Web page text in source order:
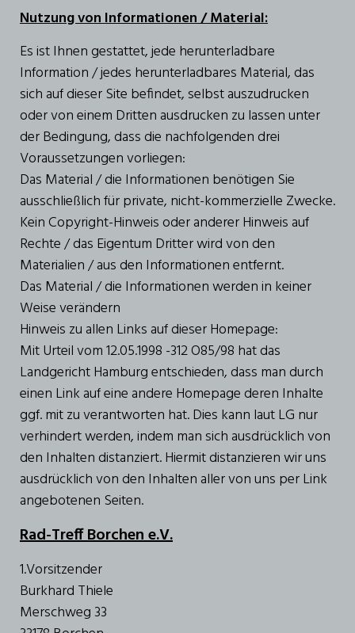
Nutzung von Informationen / Material:
Es ist Ihnen gestattet, jede herunterladbare
Information / jedes herunterladbares Material, das
sich auf dieser Site befindet, selbst auszudrucken
oder von einem Dritten ausdrucken zu lassen unter
der Bedingung, dass die nachfolgenden drei
Voraussetzungen vorliegen:
Das Material / die Informationen benötigen Sie
ausschließlich für private, nicht-kommerzielle Zwecke.
Kein Copyright-Hinweis oder anderer Hinweis auf
Rechte / das Eigentum Dritter wird von den
Materialien / aus den Informationen entfernt.
Das Material / die Informationen werden in keiner
Weise verändern
Hinweis zu allen Links auf dieser Homepage:
Mit Urteil vom 12.05.1998 -312 O85/98 hat das
Landgericht Hamburg entschieden, dass man durch
einen Link auf eine andere Homepage deren Inhalte
ggf. mit zu verantworten hat. Dies kann laut LG nur
verhindert werden, indem man sich ausdrücklich von
den Inhalten distanziert. Hiermit distanzieren wir uns
ausdrücklich von den Inhalten aller von uns per Link
angebotenen Seiten.
Rad-Treff Borchen e.V.
1.Vorsitzender
Burkhard Thiele
Merschweg 33